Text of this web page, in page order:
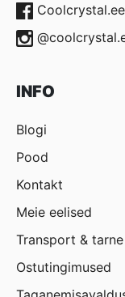
Coolcrystal.ee
INFO
Blogi
Pood
Kontakt
Meie eelised
Transport & tarne
Ostutingimused